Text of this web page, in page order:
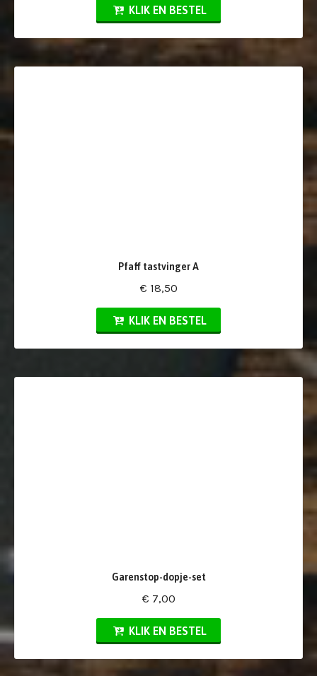
KLIK EN BESTEL
Pfaff tastvinger A
€ 18,50
KLIK EN BESTEL
Garenstop-dopje-set
€ 7,00
KLIK EN BESTEL